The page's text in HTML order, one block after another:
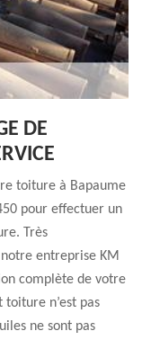
DE
toiture à Bapaume
pour effectuer un
Très
entreprise KM
complète de votre
n’est pas
ne sont pas